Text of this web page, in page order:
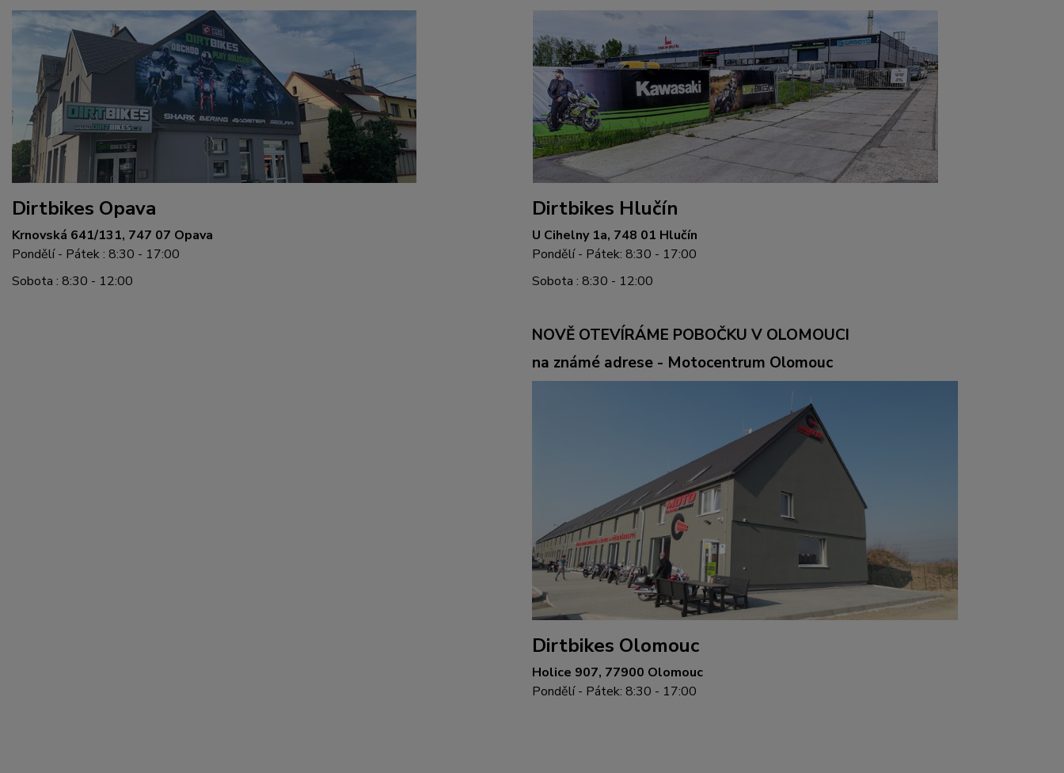
Dirtbikes Opava
Krnovská 641/131, 747 07 Opava
Pondělí - Pátek : 8:30 - 17:00
Sobota : 8:30 - 12:00
Dirtbikes Hlučín
U Cihelny 1a, 748 01 Hlučín
Pondělí - Pátek: 8:30 - 17:00
Sobota : 8:30 - 12:00
NOVĚ OTEVÍRÁME POBOČKU V OLOMOUCI
na známé adrese - Motocentrum Olomouc
Dirtbikes Olomouc
Holice 907, 77900 Olomouc
Pondělí - Pátek: 8:30 - 17:00